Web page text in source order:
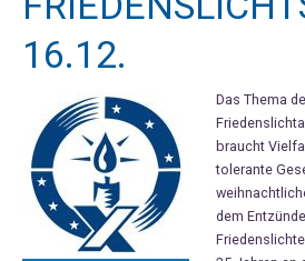
16.12.
Das Thema
braucht
tolerante
dem